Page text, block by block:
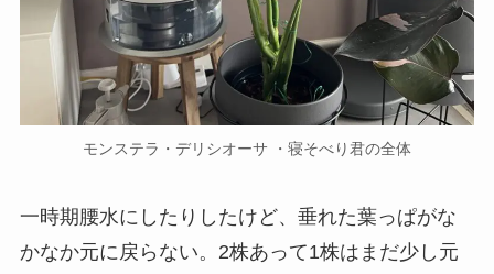
モンステラ・デリシオーサ ・寝そべり君の全体
一時期腰水にしたりしたけど、垂れた葉っぱがな
かなか元に戻らない。2株あって1株はまだ少し元